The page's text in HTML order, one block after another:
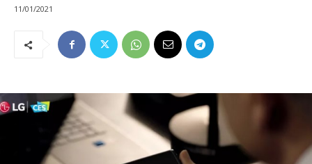
11/01/2021